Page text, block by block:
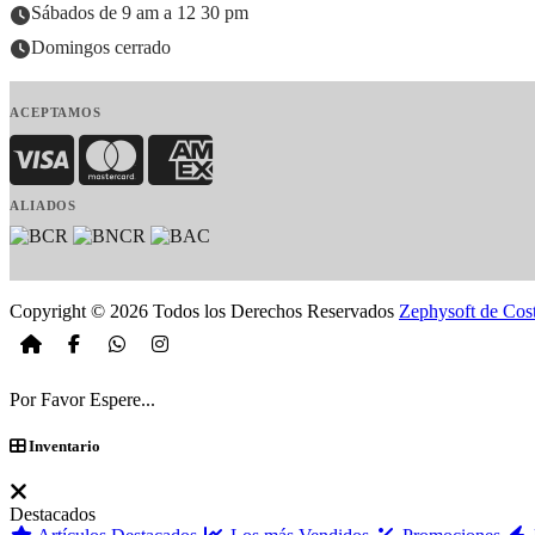
Sábados de 9 am a 12 30 pm
Domingos cerrado
ACEPTAMOS
Visa MasterCardAmerican Express
ALIADOS
Copyright © 2026 Todos los Derechos Reservados Zephysoft de
Por Favor Espere...
Inventario
Destacados